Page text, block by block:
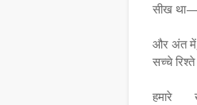
सीख
और अंत
सच्चे